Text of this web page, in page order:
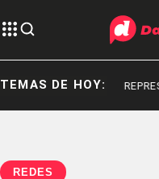
TEMAS DE HOY:
REPRESIÓN REPRESIÓN
REDES